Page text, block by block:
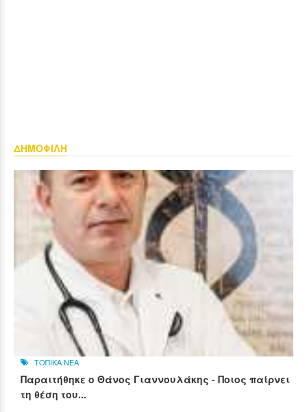
ΔΗΜΟΦΙΛΗ
ΤΟΠΙΚΑ ΝΕΑ
Παραιτήθηκε ο Θάνος Γιαννουλάκης - Ποιος παίρνει
τη θέση του...